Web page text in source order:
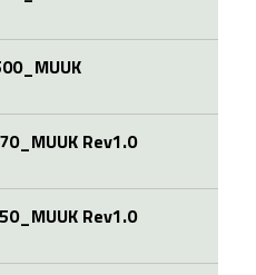
Rev1.0
Rev1.0